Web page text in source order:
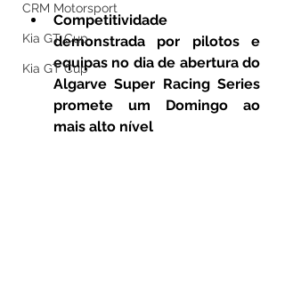
CRM Motorsport
Kia GT Cup
Kia GT Cup
Competitividade
demonstrada por pilotos e
equipas no dia de abertura do
Algarve Super Racing Series
promete um Domingo ao
mais alto nível